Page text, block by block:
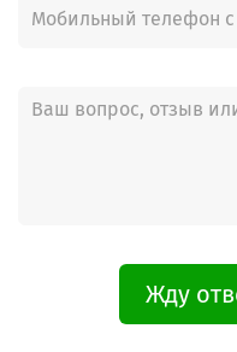
Жду